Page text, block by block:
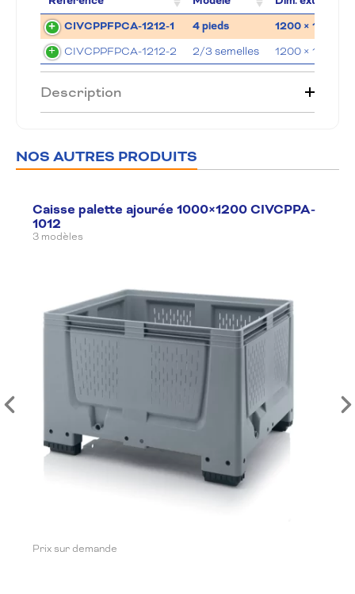
CIVCPPFPCA-1212-1
4 pieds 1200 × 1200 ×
CIVCPPFPCA-1212-2 2/3 semelles 1200 × 1200 ×
Description
NOS AUTRES PRODUITS
Caisse palette ajourée 1000×1200 CIVCPPA-
1012
3 modèles
Prix sur demande